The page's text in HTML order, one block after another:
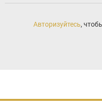
Авторизуйтесь,